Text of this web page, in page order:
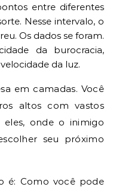
entre diferentes
Nesse intervalo, o
Os dados se foram.
da burocracia,
da luz.
em camadas. Você
altos com vastos
eles, onde o inimigo
seu próximo
é: Como você pode